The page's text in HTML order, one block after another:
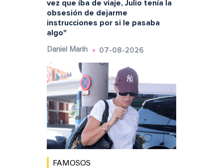
vez que iba de viaje, Julio tenía la
obsesión de dejarme
instrucciones por si le pasaba
algo"
Daniel Marín 07-08-2026
FAMOSOS